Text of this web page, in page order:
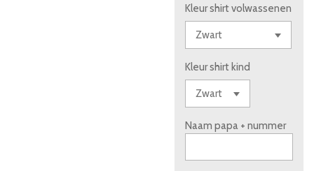
Kleur shirt volwassenen
Kleur shirt kind
Naam papa + nummer